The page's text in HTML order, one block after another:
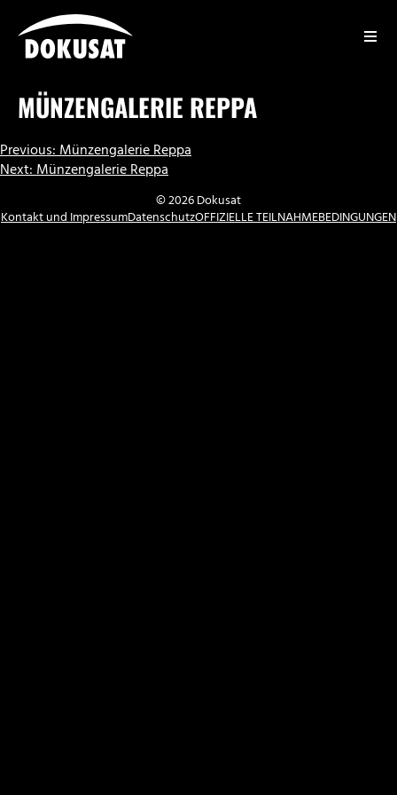
Inhalt
springen
MÜNZENGALERIE REPPA
BEITRAGSNAVIGATION
Previous:Münzengalerie Reppa
Next:Münzengalerie Reppa
© 2026 Dokusat
Kontakt und ImpressumDatenschutzOFFIZIELLE TEILNAHMEBEDINGUNGEN